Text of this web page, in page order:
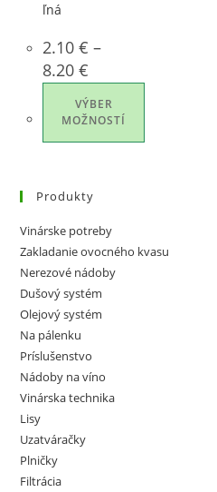
ľná
2.10€ –
8.20€
through
8.20 €
VÝBER
MOŽNOSTÍ
má
variantov.
Možnosti
si
môžete
vybrať
na
stránke
produktu.
Produkty
Vinárske potreby
Zakladanie ovocného kvasu
Nerezové nádoby
Dušový systém
Olejový systém
Na pálenku
Príslušenstvo
Nádoby na víno
Vinárska technika
Lisy
Uzatváračky
Plničky
Filtrácia